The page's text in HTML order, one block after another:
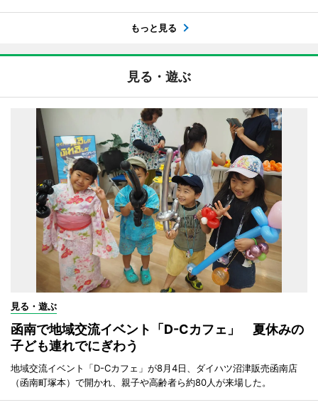
もっと見る
見る・遊ぶ
見る・遊ぶ
函南で地域交流イベント「D-Cカフェ」 夏休みの
子ども連れでにぎわう
地域交流イベント「D-Cカフェ」が8月4日、ダイハツ沼津販売函南店
（函南町塚本）で開かれ、親子や高齢者ら約80人が来場した。